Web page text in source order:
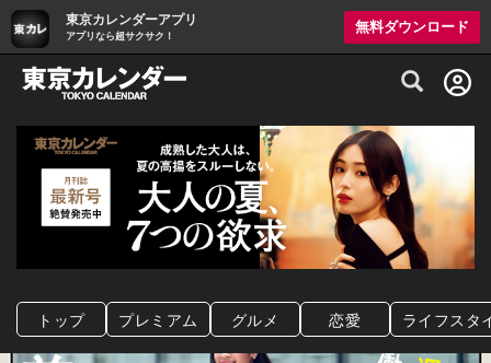
東京カレンダーアプリ
アプリなら超サクサク！
無料ダウンロード
グルメ情報・プレミアムレストラン予約
トップ プレミアム グルメ 恋愛 ライフスタ